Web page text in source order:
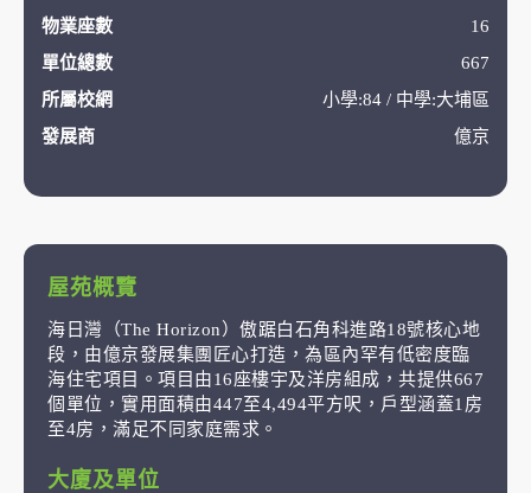
物業座數
16
單位總數
667
所屬校網
小學:84 / 中學:大埔區
發展商
億京
屋苑概覽
海日灣（The Horizon）傲踞白石角科進路18號核心地
段，由億京發展集團匠心打造，為區內罕有低密度臨
海住宅項目。項目由16座樓宇及洋房組成，共提供667
個單位，實用面積由447至4,494平方呎，戶型涵蓋1房
至4房，滿足不同家庭需求。
大廈及單位